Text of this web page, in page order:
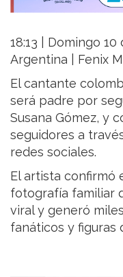
18:13 | Domingo
Argentina | Fenix
El cantante
será padre por
Susana Gómez, y
seguidores a
redes sociales.
El artista confirmó
fotografía familiar
viral y generó
fanáticos y figuras